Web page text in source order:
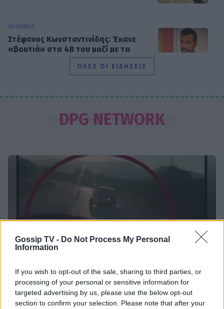
Gossip TV - Do Not Process My Personal
Information
If you wish to opt-out of the sale, sharing to third parties, or
processing of your personal or sensitive information for
targeted advertising by us, please use the below opt-out
section to confirm your selection. Please note that after your
SHOWBIZ
Στέφανος Κωνσταντινίδης: Έκανε
«βουτιά» στα 48 του μαζί με τα
Νατάσα Εξηνταβελώνη: Η πιο
τρυφερή αγκαλιά στη Λίλα
Κωνσταντίνος Αργυρός:
«Μεσοπέλαγα αρμενίζω»
SHOWBIZ
έρωτας που φέρνει την απόλυτη
ισορροπία στην καριέρα του
πρωταθλητή
ΟΛΕΣ ΟΙ ΕΙΔΗΣΕΙΣ
DPG NETWORK
Σέρρες: «Δεν ήταν μόνο η ταχύτητα» – Η ανάλυση
πραγματογνώμονα για το σφοδρό δυστύχημα